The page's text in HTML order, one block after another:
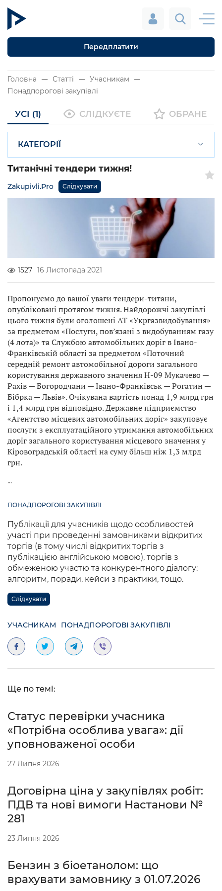
Передплатити
Головна Статті
Учасникам
Понадпорогові закупівлі
УСІ (1) СЛІДКУЄТЕ ОБРАНЕ
КАТЕГОРІЇ
Титанічні тендери тижня!
Zakupivli.Pro Слідкувати
1527 16 Листопада 2021
Пропонуємо до вашої уваги тендери-титани,
опубліковані протягом тижня. Найдорожчі закупівлі
цього тижня були оголошені АТ «Укргазвидобування»
за предметом «Послуги, пов’язані з видобуванням газу
(4 лота)» та Службою автомобільних доріг в Івано-
Франківській області за предметом «Поточний
середній ремонт автомобільної дороги загального
користування державного значення Н-09 Мукачево —
Рахів — Богородчани — Івано-Франківськ — Рогатин —
Бібрка — Львів». Очікувана вартість понад 1,9 млрд грн
і 1,4 млрд грн відповідно. Державне підприємство
«Агентство місцевих автомобільних доріг» закуповує
послуги з експлуатаційного утримання автомобільних
доріг загального користування місцевого значення у
Кіровоградській області на суму більш ніж 1,3 млрд
грн.
...
ПОНАДПОРОГОВІ ЗАКУПІВЛІ
Публікації для учасників щодо особливостей
участі при проведенні замовниками відкритих
торгів (в тому числі відкритих торгів з
публікацією англійською мовою), торгів з
обмеженою участю та конкурентного діалогу:
алгоритм, поради, кейси з практики, тощо.
Слідкувати
УЧАСНИКАМ ПОНАДПОРОГОВІ ЗАКУПІВЛІ
Ще по темі:
Статус перевірки учасника
«Потрібна особлива увага»: дії
уповноваженої особи
27 Липня 2026
Договірна ціна у закупівлях робіт:
ПДВ та нові вимоги Настанови №
281
23 Липня 2026
Бензин з біоетанолом: що
врахувати замовнику з 01.07.2026